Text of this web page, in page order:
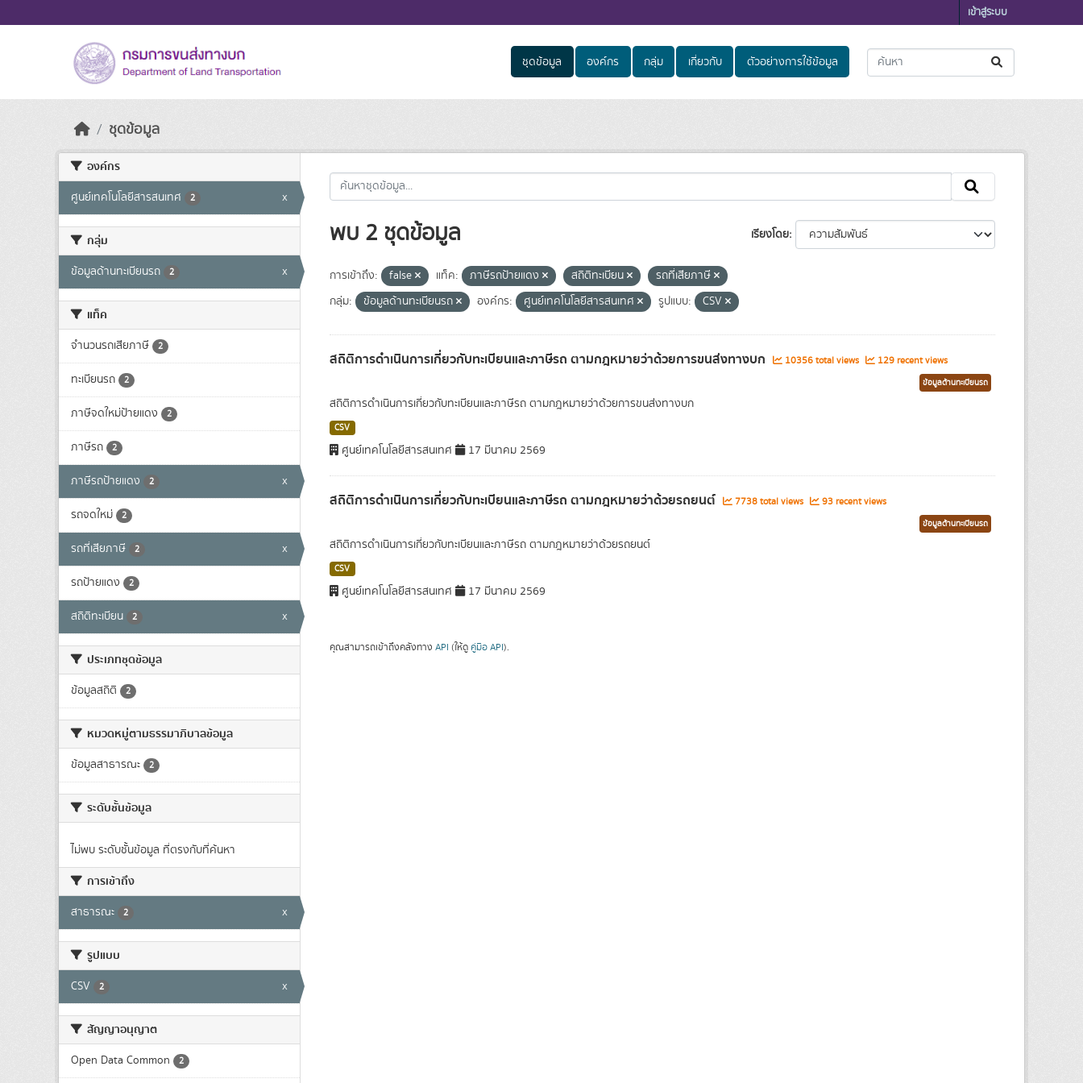
เข้าสู่ระบบ
ชุดข้อมูล องค์กร กลุ่ม เกี่ยวกับ ตัวอย่างการใช้ข้อมูล
ชุดข้อมูล
องค์กร
ศูนย์เทคโนโลยีสารสนเทศ 2 x
กลุ่ม
ข้อมูลด้านทะเบียนรถ 2 x
แท็ค
จำนวนรถเสียภาษี 2
ทะเบียนรถ 2
ภาษีจดใหม่ป้ายแดง 2
ภาษีรถ 2
ภาษีรถป้ายแดง 2 x
รถจดใหม่ 2
รถที่เสียภาษี 2 x
รถป้ายแดง 2
สถิติทะเบียน 2 x
ประเภทชุดข้อมูล
ข้อมูลสถิติ 2
หมวดหมู่ตามธรรมาภิบาลข้อมูล
ข้อมูลสาธารณะ 2
ระดับชั้นข้อมูล
ไม่พบ ระดับชั้นข้อมูล ที่ตรงกับที่ค้นหา
การเข้าถึง
สาธารณะ 2 x
รูปแบบ
CSV 2 x
สัญญาอนุญาต
Open Data Common 2
เรียงโดย
พบ 2 ชุดข้อมูล
การเข้าถึง: false แท็ค: ภาษีรถป้ายแดง สถิติทะเบียน
รถที่เสียภาษี
กลุ่ม:
ข้อมูลด้านทะเบียนรถ องค์กร: ศูนย์เทคโนโลยีสารสนเทศ รูปแบบ: CSV
สถิติการดำเนินการเกี่ยวกับทะเบียนและภาษีรถ ตามกฎหมายว่าด้วยการขนส่งทางบก 10356 total views 129 recent views
ข้อมูลด้านทะเบียนรถ
สถิติการดำเนินการเกี่ยวกับทะเบียนและภาษีรถ ตามกฎหมายว่าด้วยการขนส่งทางบก
CSV
ศูนย์เทคโนโลยีสารสนเทศ 17 มีนาคม 2569
สถิติการดำเนินการเกี่ยวกับทะเบียนและภาษีรถ ตามกฎหมายว่าด้วยรถยนต์ 7738 total views 93 recent views
ข้อมูลด้านทะเบียนรถ
สถิติการดำเนินการเกี่ยวกับทะเบียนและภาษีรถ ตามกฎหมายว่าด้วยรถยนต์
CSV
ศูนย์เทคโนโลยีสารสนเทศ 17 มีนาคม 2569
คุณสามารถเข้าถึงคลังทาง API (ให้ดู คู่มือ API).